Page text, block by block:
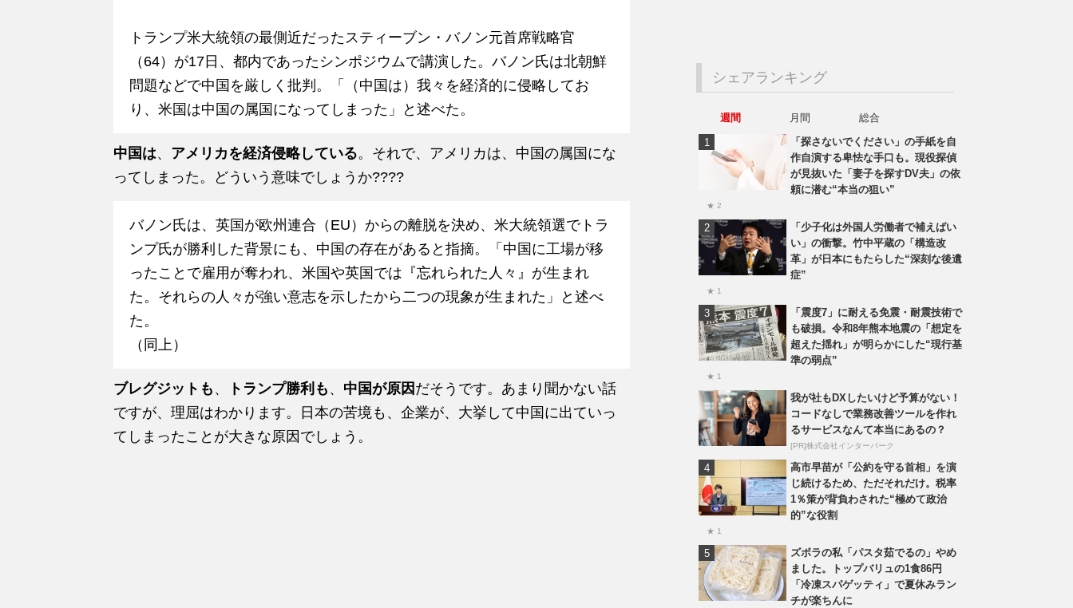
トランプ米大統領の最側近だったスティーブン・バノン元首席戦略官
（64）が17日、都内であったシンポジウムで講演した。バノン氏は北朝鮮
問題などで中国を厳しく批判。「（中国は）我々を経済的に侵略してお
り、米国は中国の属国になってしまった」と述べた。
中国は、 アメリカを経済侵略している。それで、アメリカは、中国の属国にな
ってしまった。どういう意味でしょうか????
バノン氏は、英国が欧州連合（EU）からの離脱を決め、米大統領選でトラ
ンプ氏が勝利した背景にも、中国の存在があると指摘。「中国に工場が移
ったことで雇用が奪われ、米国や英国では『忘れられた人々』が生まれ
た。それらの人々が強い意志を示したから二つの現象が生まれた」と述べ
た。
（同上）
ブレグジットも 、 トランプ勝利も 、 中国が原因 だそうです。あまり聞かない話
ですが、理屈はわかります。日本の苦境も、企業が、大挙して中国に出ていっ
てしまったことが大きな原因でしょう。
シェアランキング
週間 月間
総合
「探さないでください」の手紙を自
作自演する卑怯な手口も。現役探偵
が見抜いた「妻子を探すDV夫」の依
頼に潜む“本当の狙い”
★ 2
「少子化は外国人労働者で補えばい
い」の衝撃。竹中平蔵の「構造改
革」が日本にもたらした“深刻な後遺
症”
★ 1
「震度7」に耐える免震・耐震技術で
も破損。令和8年熊本地震の「想定を
超えた揺れ」が明らかにした“現行基
準の弱点”
★ 1
我が社もDXしたいけど予算がない！
コードなしで業務改善ツールを作れ
るサービスなんて本当にあるの？
[PR]株式会社インターパーク
高市早苗が「公約を守る首相」を演
じ続けるため、ただそれだけ。税率
1％策が背負わされた“極めて政治
的”な役割
★ 1
ズボラの私「パスタ茹でるの」やめ
ました。トップバリュの1食86円
「冷凍スパゲッティ」で夏休みラン
チが楽ちんに